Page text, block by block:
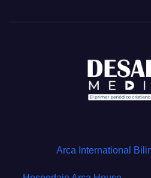
Arca International